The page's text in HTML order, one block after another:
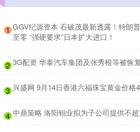
1 ​GGV纪源资本 石破茂最新透露！特朗
至零 “强硬要求”日本扩大进口！
2 ​3G配资 华泰汽车集团及张秀根等被恢
3 兴盛网 9月14日香港六福珠宝黄金价格
4 中鼎策略 洛阳钼业拟为子公司提供不